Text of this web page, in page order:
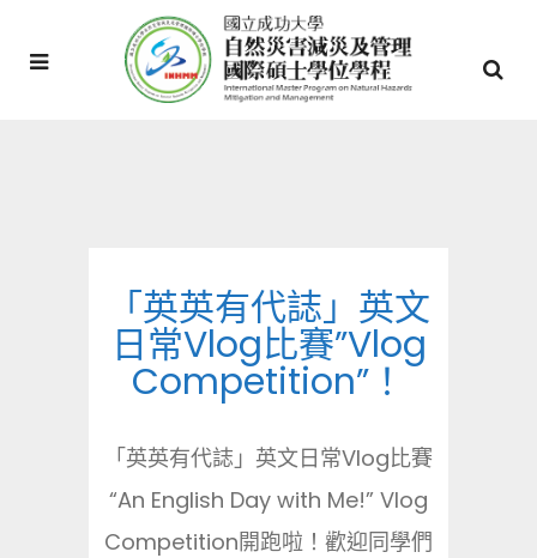
「英英有代誌」英文
日常Vlog比賽”Vlog
Competition”！
「英英有代誌」英文日常Vlog比賽
“An English Day with Me!” Vlog
Competition開跑啦！歡迎同學們